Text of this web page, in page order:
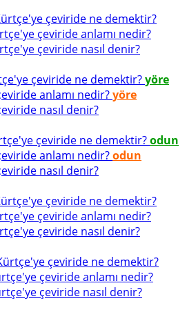
çeviride ne demektir?
çeviride anlamı nedir?
çeviride nasıl denir?
çeviride ne demektir?yöre
anlamı nedir?yöre
nasıl denir?
çeviride ne demektir?odun
anlamı nedir?odun
nasıl denir?
çeviride ne demektir?
çeviride anlamı nedir?
çeviride nasıl denir?
çeviride ne demektir?
çeviride anlamı nedir?
çeviride nasıl denir?